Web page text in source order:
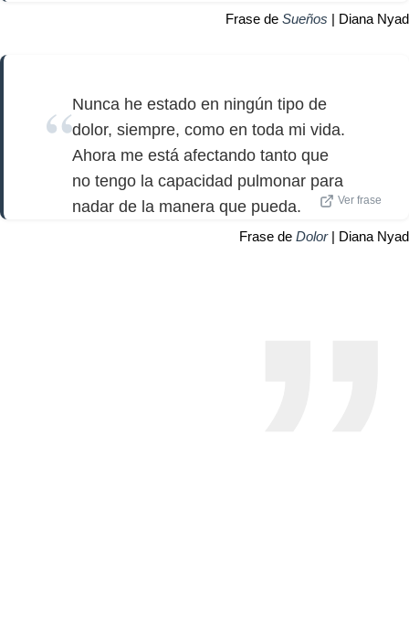
Frase de Sueños | Diana Nyad
Nunca he estado en ningún tipo de
dolor, siempre, como en toda mi vida.
Ahora me está afectando tanto que
no tengo la capacidad pulmonar para
nadar de la manera que pueda.
Ver frase
Frase de Dolor| Diana Nyad